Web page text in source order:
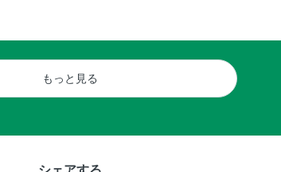
もっと見る